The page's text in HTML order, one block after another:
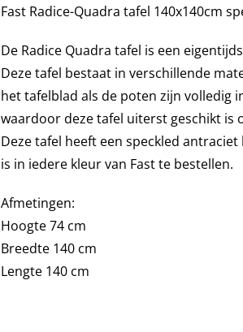
Fast Radice-Quadra tafel 140x140cm
De Radice Quadra tafel is een
Deze tafel bestaat in verschillende
het tafelblad als de poten zijn volledig
waardoor deze tafel uiterst geschikt is
Deze tafel heeft een speckled
is in iedere kleur van Fast te bestellen.
Afmetingen:
Hoogte 74 cm
Breedte 140 cm
Lengte 140 cm